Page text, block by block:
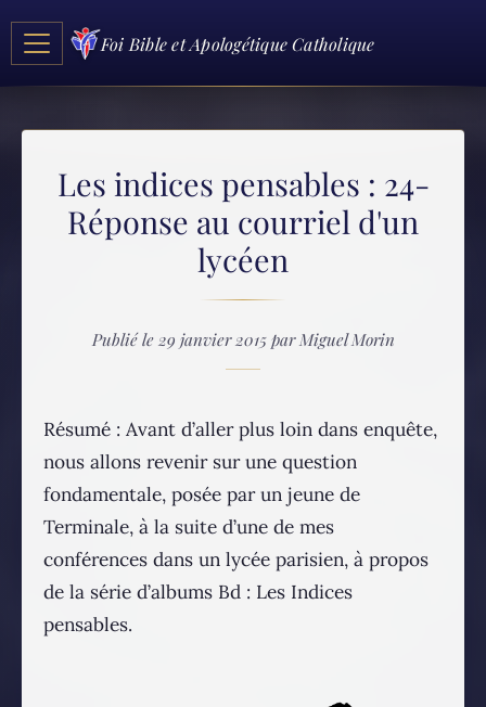
Foi Bible et Apologétique Catholique
Les indices pensables : 24-
Réponse au courriel d'un
lycéen
Publié le 29 janvier 2015 par Miguel Morin
Résumé : Avant d’aller plus loin dans enquête,
nous allons revenir sur une question
fondamentale, posée par un jeune de
Terminale, à la suite d’une de mes
conférences dans un lycée parisien, à propos
de la série d’albums Bd : Les Indices
pensables.